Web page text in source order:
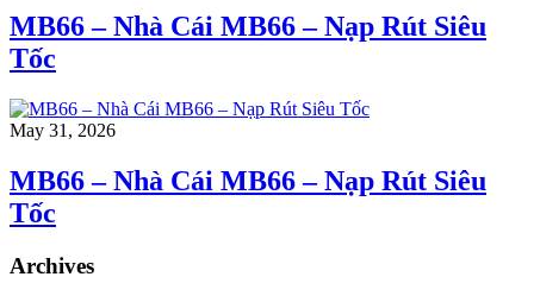
MB66 – Nhà Cái MB66 – Nạp Rút Siêu
Tốc
May 31, 2026
MB66 – Nhà Cái MB66 – Nạp Rút Siêu
Tốc
Archives